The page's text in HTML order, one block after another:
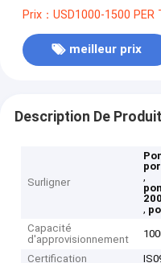
Prix：USD1000-1500 PER
meilleur prix
Description De Produit
Surligner
,
200
,
Capacité
d'approvisionnement
Certification